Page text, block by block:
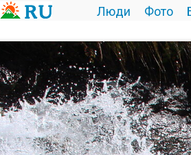
Люди Фото